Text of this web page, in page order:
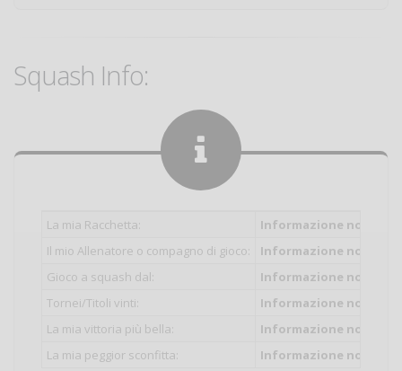
Squash Info:
La mia Racchetta:
Informazione non
Il mio Allenatore o compagno di gioco:
Informazione non
Gioco a squash dal:
Informazione non
Tornei/Titoli vinti:
Informazione non
La mia vittoria più bella:
Informazione non
La mia peggior sconfitta:
Informazione non